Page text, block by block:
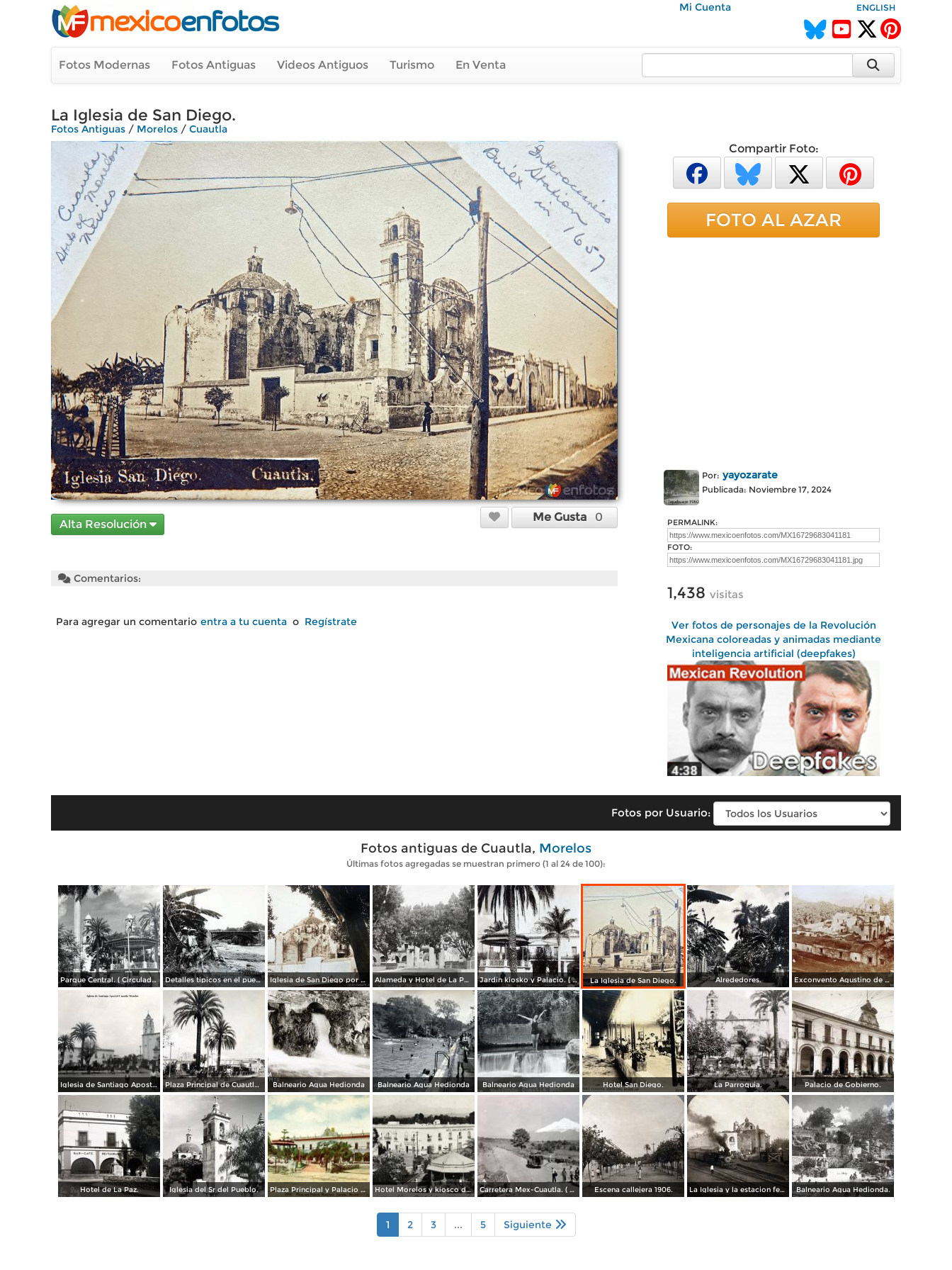
Mi Cuenta ENGLISH
Fotos Modernas Fotos Antiguas Videos Antiguos Turismo En Venta
La Iglesia de San Diego.
Fotos Antiguas / Morelos / Cuautla
Alta Resolución
Me Gusta 0
Comentarios:
Para agregar un comentario entra a tu cuenta o Regístrate
Compartir Foto:
FOTO AL AZAR
Por: yayozarate
Publicada: Noviembre 17, 2024
PERMALINK:
FOTO:
1,438 visitas
Ver fotos de personajes de la Revolución
Mexicana coloreadas y animadas mediante
inteligencia artificial (deepfakes)
Fotos por Usuario:
Fotos antiguas de Cuautla, Morelos
Últimas fotos agregadas se muestran primero (1 al 24 de 100):
Parque Central. ( Circulada el 5 de Enero de 1953 ). Detalles tipicos en el puente. Iglesia de San Diego por el Fotógrafo Hugo Brehme. Alameda y Hotel de La Paz. Jardin kiosko y Palacio. ( Circulada el 1 de Julio de 1935 ). La Iglesia de San Diego. Alrededores. Exconvento Agustino de Jonatepec por el Fotógrafo Windfield Scott.
Iglesia de Santiago Apostol Cuautla Morelos. Plaza Principal de Cuautla Morelos. ( Circulada el 2 de Noviembre de 1928 ). Balneario Agua Hedionda Balneario Agua Hedionda Balneario Agua Hedionda Hotel San Diego. La Parroquia. Palacio de Gobierno.
Hotel de La Paz. Iglesia del Sr del Pueblo. Plaza Principal y Palacio Municipal Hotel Morelos y kiosco de la plaza Carretera Mex-Cuautla. ( Circulada el 14 de Octubre de 1938 ). Escena callejera 1906. La Iglesia y la estacion ferroviaria 1906 Balneario Agua Hedionda.
1 2 3 ... 5 Siguiente